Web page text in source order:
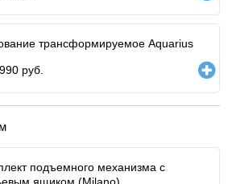
трансформируемое Aquarius
руб.
подъемного механизма с
ящиком (Milano)